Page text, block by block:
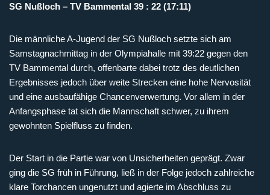
SG Nußloch – TV Bammental 39 : 22 (17:11)
Die männliche A-Jugend der SG Nußloch setzte sich am
Samstagnachmittag in der Olympiahalle mit 39:22 gegen den
TV Bammental durch, offenbarte dabei trotz des deutlichen
Ergebnisses jedoch über weite Strecken eine hohe Nervosität
und eine ausbaufähige Chancenverwertung. Vor allem in der
Anfangsphase tat sich die Mannschaft schwer, zu ihrem
gewohnten Spielfluss zu finden.
Der Start in die Partie war von Unsicherheiten geprägt. Zwar
ging die SG früh in Führung, ließ in der Folge jedoch zahlreiche
klare Torchancen ungenutzt und agierte im Abschluss zu